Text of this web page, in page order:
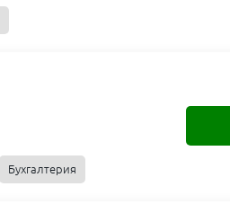
Бухгалтерия